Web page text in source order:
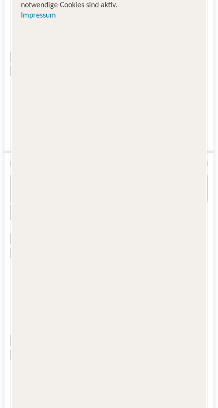
notwendige Cookies sind aktiv.
Impressum